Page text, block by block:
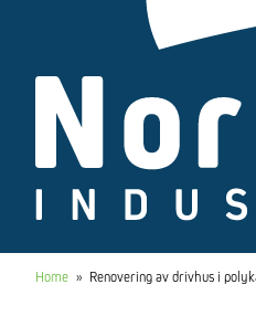
Home » Renovering av drivhus i